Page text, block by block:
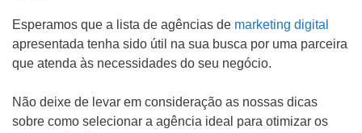
Esperamos que a lista de agências de marketing digital
apresentada tenha sido útil na sua busca por uma parceira
que atenda às necessidades do seu negócio.
Não deixe de levar em consideração as nossas dicas
sobre como selecionar a agência ideal para otimizar os